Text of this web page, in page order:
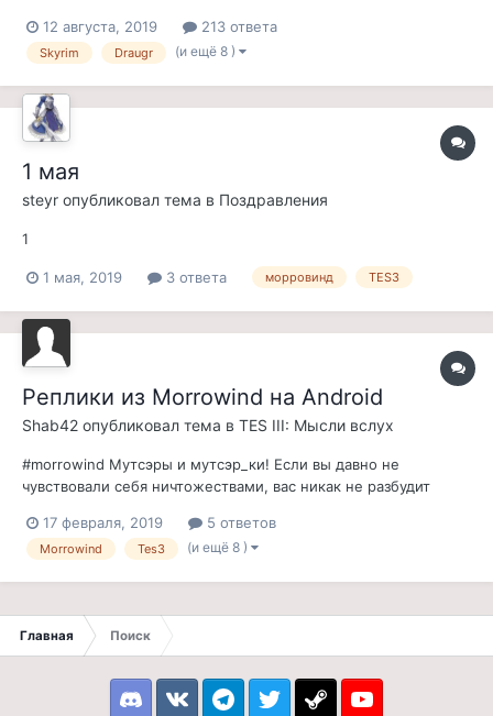
"...товарищи, вопрос: древние нордские руины ака-скайрим,
как по вашему? Где бы на севере Вварденфела можно было
12 августа, 2019 213 ответа
Skyrim Draugr (и ещё 8 )
1 мая
steyr опубликовал тема в Поздравления
1
1 мая, 2019 3 ответа морровинд TES3
Реплики из Morrowind на Android
Shab42 опубликовал тема в TES III: Мысли вслух
#morrowind Мутсэры и мутсэр_ки! Если вы давно не
чувствовали себя ничтожествами, вас никак не разбудит
совет" - предлагаю карманный матюкальник морровинда.
Без смс и регистрации, делался для личного пользования в
17 февраля, 2019 5 ответов
Morrowind Tes3 (и ещё 8 )
Главная Поиск